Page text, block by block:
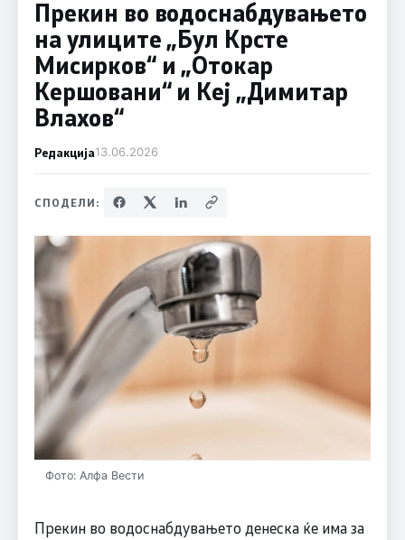
Прекин во водоснабдувањето
на улиците „Бул Крсте
Мисирков“ и „Отокар
Кершовани“ и Кеј „Димитар
Влахов“
Редакција13.06.2026
СПОДЕЛИ:
Фото: Алфа Вести
Прекин во водоснабдувањето денеска ќе има за